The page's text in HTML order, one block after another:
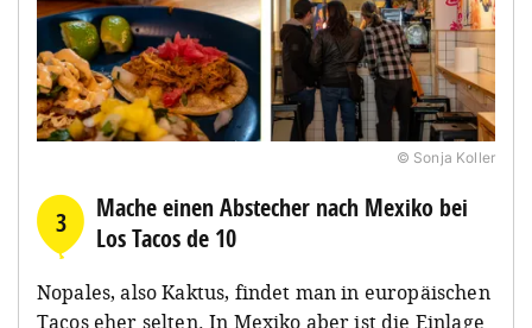
© Sonja Koller
3
Mache einen Abstecher nach Mexiko bei
Los Tacos de 10
Nopales, also Kaktus, findet man in europäischen
Tacos eher selten. In Mexiko aber ist die Einlage